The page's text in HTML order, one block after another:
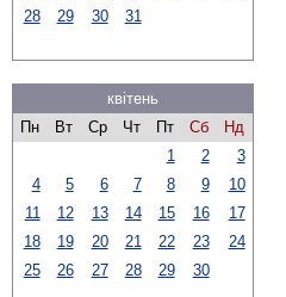
28
29 30 31
квітень
Пн
Вт Ср Чт Пт Сб
Нд
1
2
3
4
5 6 7 8 9
10
11
12 13 14 15 16
17
18
19 20 21 22 23
24
25
26 27 28 29 30